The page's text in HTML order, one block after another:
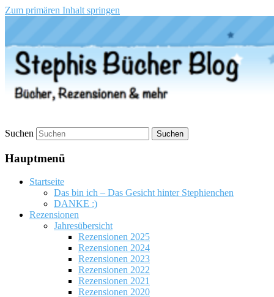
Zum primären Inhalt springen
Stephis Bücher Blog
Suchen
Hauptmenü
Startseite
Das bin ich – Das Gesicht hinter Stephienchen
DANKE :)
Rezensionen
Jahresübersicht
Rezensionen 2025
Rezensionen 2024
Rezensionen 2023
Rezensionen 2022
Rezensionen 2021
Rezensionen 2020